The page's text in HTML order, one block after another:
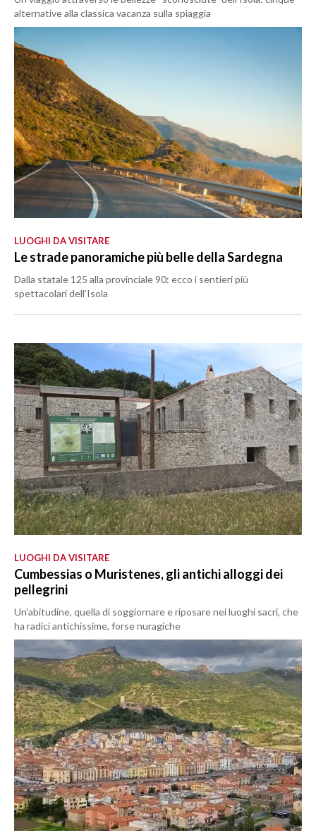
alternative alla classica vacanza sulla spiaggia
LUOGHI DA VISITARE
Le strade panoramiche più belle della Sardegna
Dalla statale 125 alla provinciale 90: ecco i sentieri più
spettacolari dell’Isola
LUOGHI DA VISITARE
Cumbessias o Muristenes, gli antichi alloggi dei
pellegrini
Un’abitudine, quella di soggiornare e riposare nei luoghi sacri, che
ha radici antichissime, forse nuragiche